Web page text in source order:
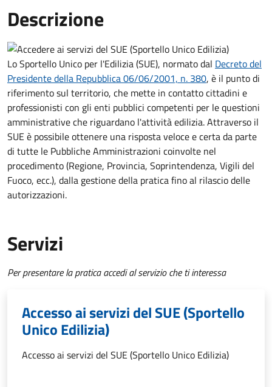
Descrizione
Lo Sportello Unico per l'Edilizia (SUE), normato dal Decreto del
Presidente della Repubblica 06/06/2001, n. 380, è il punto di
riferimento sul territorio, che mette in contatto cittadini e
professionisti con gli enti pubblici competenti per le questioni
amministrative che riguardano l'attività edilizia. Attraverso il
SUE è possibile ottenere una risposta veloce e certa da parte
di tutte le Pubbliche Amministrazioni coinvolte nel
procedimento (Regione, Provincia, Soprintendenza, Vigili del
Fuoco, ecc.), dalla gestione della pratica fino al rilascio delle
autorizzazioni.
Servizi
Per presentare la pratica accedi al servizio che ti interessa
Accesso ai servizi del SUE (Sportello
Unico Edilizia)
Accesso ai servizi del SUE (Sportello Unico Edilizia)